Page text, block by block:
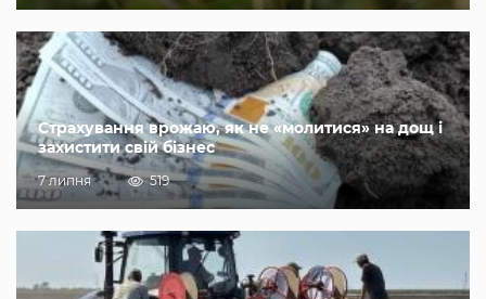
Страхування врожаю, як не «молитися» на дощ і
захистити свій бізнес
7 липня 519